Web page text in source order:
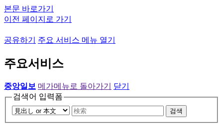
본문 바로가기
이전 페이지로 가기
공유하기 주요 서비스 메뉴 열기
주요서비스
중앙일보 메가메뉴로 돌아가기
닫기
검색어 입력폼
검색